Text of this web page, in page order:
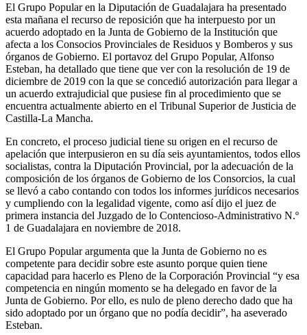
El Grupo Popular en la Diputación de Guadalajara ha presentado
esta mañana el recurso de reposición que ha interpuesto por un
acuerdo adoptado en la Junta de Gobierno de la Institución que
afecta a los Consocios Provinciales de Residuos y Bomberos y sus
órganos de Gobierno. El portavoz del Grupo Popular, Alfonso
Esteban, ha detallado que tiene que ver con la resolución de 19 de
diciembre de 2019 con la que se concedió autorización para llegar a
un acuerdo extrajudicial que pusiese fin al procedimiento que se
encuentra actualmente abierto en el Tribunal Superior de Justicia de
Castilla-La Mancha.
En concreto, el proceso judicial tiene su origen en el recurso de
apelación que interpusieron en su día seis ayuntamientos, todos ellos
socialistas, contra la Diputación Provincial, por la adecuación de la
composición de los órganos de Gobierno de los Consorcios, la cual
se llevó a cabo contando con todos los informes jurídicos necesarios
y cumpliendo con la legalidad vigente, como así dijo el juez de
primera instancia del Juzgado de lo Contencioso-Administrativo N.º
1 de Guadalajara en noviembre de 2018.
El Grupo Popular argumenta que la Junta de Gobierno no es
competente para decidir sobre este asunto porque quien tiene
capacidad para hacerlo es Pleno de la Corporación Provincial “y esa
competencia en ningún momento se ha delegado en favor de la
Junta de Gobierno. Por ello, es nulo de pleno derecho dado que ha
sido adoptado por un órgano que no podía decidir”, ha aseverado
Esteban.